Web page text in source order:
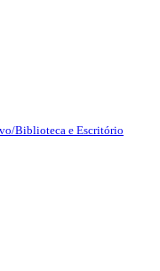
Biblioteca e Escritório